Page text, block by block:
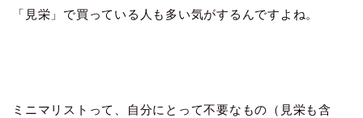
「見栄」で買っている人も多い気がするんですよね。
ミニマリストって、自分にとって不要なもの（見栄も含